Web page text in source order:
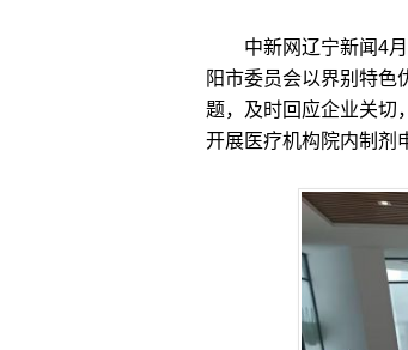
中新网辽宁新闻4月
阳市委员会以界别特色
题，及时回应企业关
开展医疗机构院内制剂